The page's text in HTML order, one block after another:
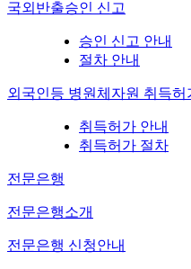
국외반출승인 신고
승인 신고 안내
절차 안내
외국인등 병원체자원 취득허
취득허가 안내
취득허가 절차
전문은행
전문은행소개
전문은행 신청안내